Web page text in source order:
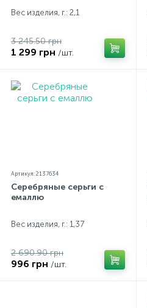
Вес изделия, г.: 2,1
3 245.50 грн
1 299 грн /шт.
Артикул: 2137634
Серебряные серьги с
емаллю
Вес изделия, г.: 1,37
2 690.90 грн
996 грн /шт.